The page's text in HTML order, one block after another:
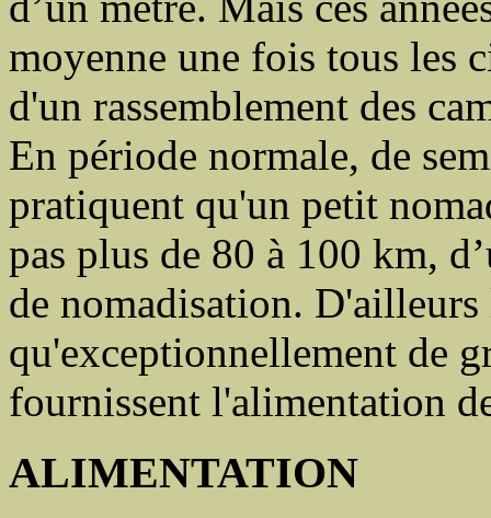
moyenne une fois tous les
d'un rassemblement des
En période normale, de
pratiquent qu'un petit
pas plus de 80 à 100 km,
de nomadisation.
qu'exceptionnellement de
fournissent l'alimentation
ALIMENTATION